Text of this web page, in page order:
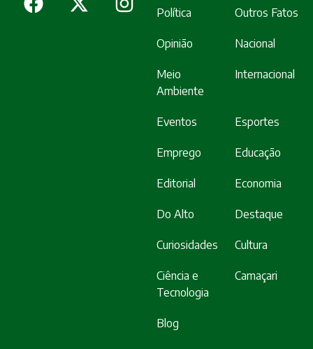
Política Outros Fatos
Opinião Nacional
Meio
Ambiente
Internacional
Eventos Esportes
Emprego Educação
Editorial Economia
Do Alto Destaque
Curiosidades Cultura
Ciência e
Tecnologia
Camaçari
Blog